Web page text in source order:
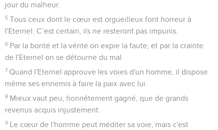
jour du malheur.
5 Tous ceux dont le cœur est orgueilleux font horreur à
l'Eternel. C’est certain, ils ne resteront pas impunis.
6 Par la bonté et la vérité on expie la faute, et par la crainte
de l'Eternel on se détourne du mal.
7 Quand l'Eternel approuve les voies d'un homme, il dispose
même ses ennemis à faire la paix avec lui.
8 Mieux vaut peu, honnêtement gagné, que de grands
revenus acquis injustement.
9 Le cœur de l'homme peut méditer sa voie, mais c'est